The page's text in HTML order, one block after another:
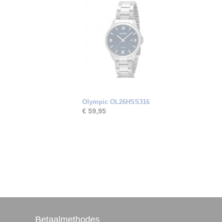
Olympic OL26HSS316
€ 59,95
Betaalmethodes